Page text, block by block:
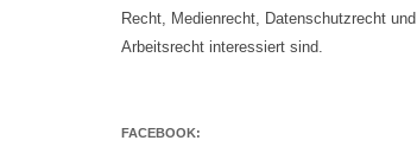
Recht, Medienrecht, Datenschutzrecht und
Arbeitsrecht interessiert sind.
FACEBOOK: